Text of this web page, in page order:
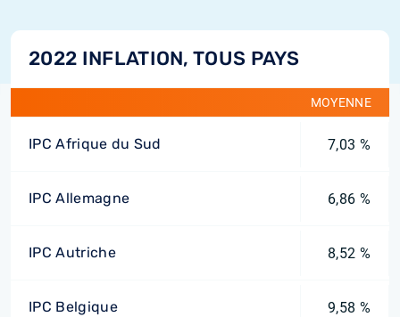
2022 INFLATION, TOUS PAYS
MOYENNE
IPC Afrique du Sud 7,03 %
IPC Allemagne 6,86 %
IPC Autriche 8,52 %
IPC Belgique 9,58 %